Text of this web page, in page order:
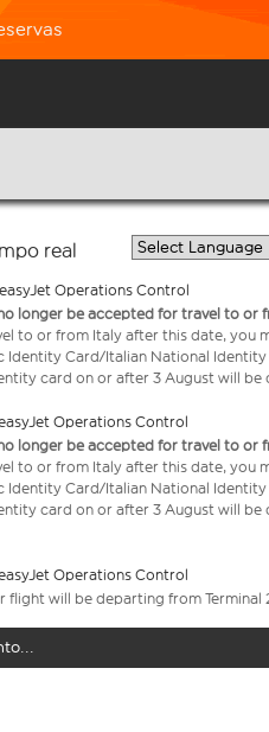
real
Operations Control
longer be accepted for travel to or
to or from Italy after this date, you
Identity Card/Italian National
card on or after 3 August will be
Operations Control
longer be accepted for travel to or
to or from Italy after this date, you
Identity Card/Italian National
card on or after 3 August will be
Operations Control
flight will be departing from Terminal